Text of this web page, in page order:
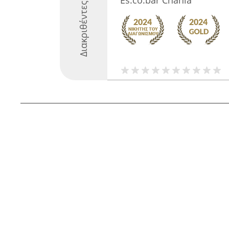
Διακριθέντες